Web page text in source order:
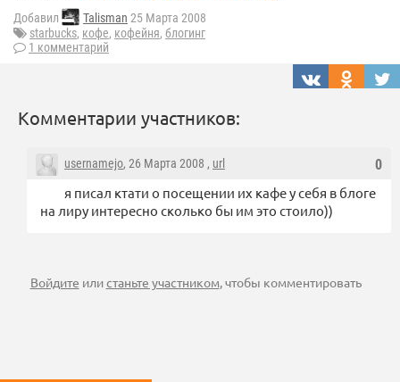
Добавил Talisman 25 Марта 2008
starbucks, кофе, кофейня, блогинг
1 комментарий
Комментарии участников:
0
usernamejo, 26 Марта 2008 , url
я писал ктати о посещении их кафе у себя в блоге
на лиру интересно сколько бы им это стоило))
Войдите илистаньте участником, чтобы комментировать